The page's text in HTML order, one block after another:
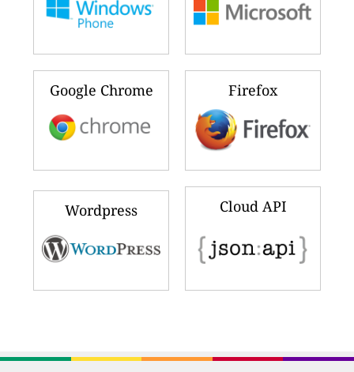
Google Chrome Firefox
Wordpress Cloud API